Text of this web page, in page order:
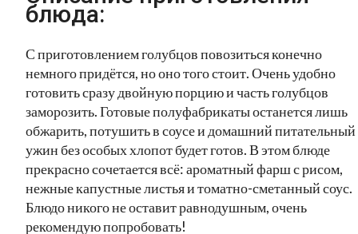
блюда:
С приготовлением голубцов повозиться конечно
немного придётся, но оно того стоит. Очень удобно
готовить сразу двойную порцию и часть голубцов
заморозить. Готовые полуфабрикаты останется лишь
обжарить, потушить в соусе и домашний питательный
ужин без особых хлопот будет готов. В этом блюде
прекрасно сочетается всё: ароматный фарш с рисом,
нежные капустные листья и томатно-сметанный соус.
Блюдо никого не оставит равнодушным, очень
рекомендую попробовать!